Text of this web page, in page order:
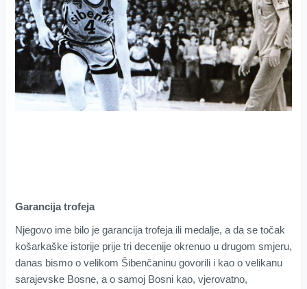
Garancija trofeja
Njegovo ime bilo je garancija trofeja ili medalje, a da se točak
košarkaške istorije prije tri decenije okrenuo u drugom smjeru,
danas bismo o velikom Šibenčaninu govorili i kao o velikanu
sarajevske Bosne, a o samoj Bosni kao, vjerovatno,